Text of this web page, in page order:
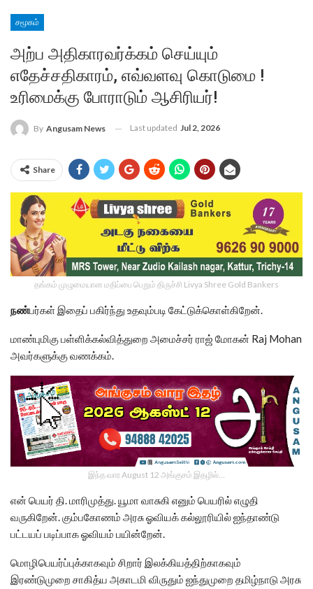
சமூகம்
அற்ப அதிகாரவர்க்கம் செய்யும்
எதேச்சதிகாரம், எவ்வளவு கொடுமை !
உரிமைக்கு போராடும் ஆசிரியர்!
By Angusam News Last updated Jul 2, 2026
Share
தங்கம் முழுமையான மதிப்பை பெறும் திருச்சி Livya Shree Gold Bankers
நண்பர்கள் இதைப் பகிர்ந்து உதவும்படி கேட்டுக்கொள்கிறேன்.
மாண்புமிகு பள்ளிக்கல்வித்துறை அமைச்சர் ராஜ் மோகன் Raj Mohan
அவர்களுக்கு வணக்கம்.
இந்த வார August 12 அங்குசம் இதழில்…
என் பெயர் தி. மாரிமுத்து. யூமா வாசுகி எனும் பெயரில் எழுதி
வருகிறேன். கும்பகோணம் அரசு ஓவியக் கல்லூரியில் ஐந்தாண்டு
பட்டயப் படிப்பாக ஓவியம் பயின்றேன்.
மொழிபெயர்ப்புக்காகவும் சிறார் இலக்கியத்திற்காகவும்
இரண்டுமுறை சாகித்ய அகாடமி விருதும் ஐந்துமுறை தமிழ்நாடு அரசு